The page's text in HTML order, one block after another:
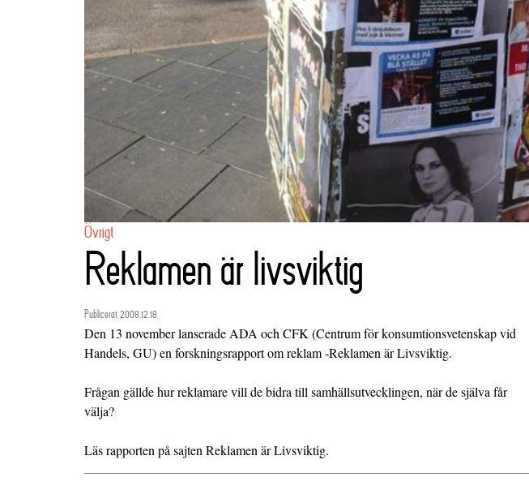
Övrigt
Reklamen är livsviktig
Publicerat 2008.12.18
Den 13 november lanserade ADA och CFK (Centrum för konsumtionsvetenskap vid
Handels, GU) en forskningsrapport om reklam -Reklamen är Livsviktig.
Frågan gällde hur reklamare vill de bidra till samhällsutvecklingen, när de själva får
välja?
Läs rapporten på sajten Reklamen är Livsviktig.